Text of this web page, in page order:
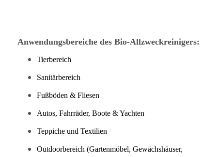
Anwendungsbereiche des Bio-Allzweckreinigers:
Tierbereich
Sanitärbereich
Fußböden & Fliesen
Autos, Fahrräder, Boote & Yachten
Teppiche und Textilien
Outdoorbereich (Gartenmöbel, Gewächshäuser,